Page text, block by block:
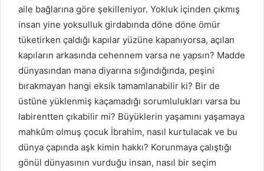
aile bağlarına göre şekilleniyor. Yokluk içinden çıkmış
insan yine yoksulluk girdabında döne döne ömür
tüketirken çaldığı kapılar yüzüne kapanıyorsa, açılan
kapıların arkasında cehennem varsa ne yapsın? Madde
dünyasından mana diyarına sığındığında, peşini
bırakmayan hangi eksik tamamlanabilir ki? Bir de
üstüne yüklenmiş kaçamadığı sorumlulukları varsa bu
labirentten çıkabilir mi? Büyüklerin yaşamını yaşamaya
mahkûm olmuş çocuk İbrahim, nasıl kurtulacak ve bu
dünya çapında aşk kimin hakkı? Korunmaya çalıştığı
gönül dünyasının vurduğu insan, nasıl bir seçim